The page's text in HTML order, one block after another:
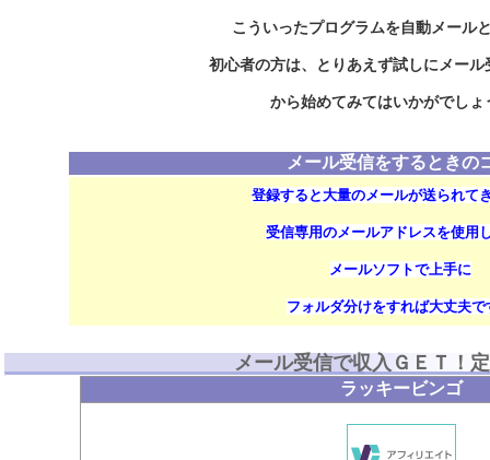
こういったプログラムを自動メール
初心者の方は、とりあえず試しにメール
から始めてみてはいかがでしょ
メール受信をするときの
登録すると大量のメールが送られて
受信専用のメールアドレスを使用
メールソフトで上手に
フォルダ分けをすれば大丈夫で
メール受信で収入ＧＥＴ！
ラッキービンゴ